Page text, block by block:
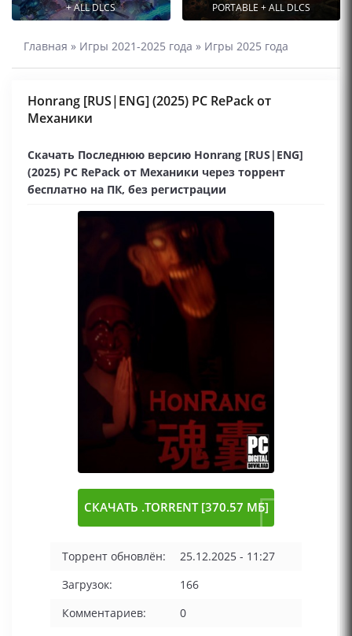
+ ALL DLCS
PORTABLE + ALL DLCS
Главная » Игры 2021-2025 года » Игры 2025 года
Honrang [RUS|ENG] (2025) PC RePack от
Механики
Скачать Последнюю версию Honrang [RUS|ENG]
(2025) PC RePack от Механики через торрент
бесплатно на ПК, без регистрации
СКАЧАТЬ .TORRENT [370.57 МБ]
Торрент обновлён:
25.12.2025 - 11:27
Загрузок:
166
Комментариев:
0